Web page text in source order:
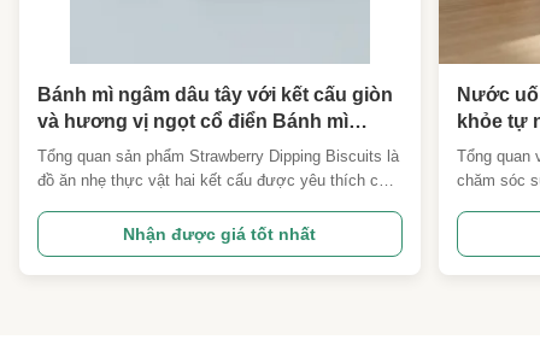
Bánh mì ngâm dâu tây với kết cấu giòn
và hương vị ngọt cổ điển Bánh mì
ngâm dâu tây
Tổng quan sản phẩm Strawberry Dipping Biscuits là
đồ ăn nhẹ thực vật hai kết cấu được yêu thích của
với nước ép trái cây dâu tây tự nhiên dày.Các đũa
đậu nành nướng mang lại sự nồng ấm nhẹ và lâu
dài, trong khi nước ép trái cây mang đến vị ngọt
Nhận được giá tốt nhất
Nước
khỏe tự
cao cấp
đậu
Tổng quan
chăm sóc
nền đậu
sạch chất